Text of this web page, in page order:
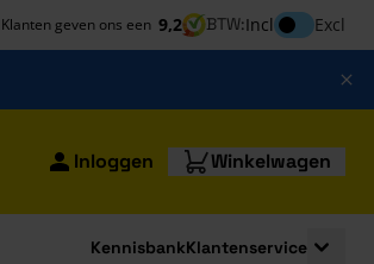
Klanten geven ons een 9,2 BTW:InclInclusief btw
Excl
Inloggen Winkelwagen
KennisbankKlantenservice